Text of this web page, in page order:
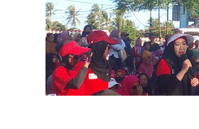
METRO
LAMPUNG TENGAH
LAMPUNG UTARA
OLAHRAGA
ADVETORIAL